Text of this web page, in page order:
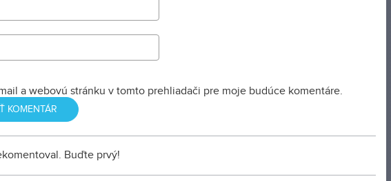
a webovú stránku v tomto prehliadači pre moje budúce komentáre.
Buďte prvý!